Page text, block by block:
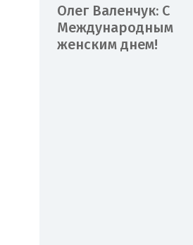
Олег Валенчук: С
Международным
женским днем!